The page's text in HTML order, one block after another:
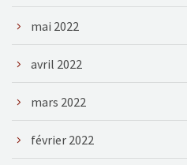
mai 2022
avril 2022
mars 2022
février 2022